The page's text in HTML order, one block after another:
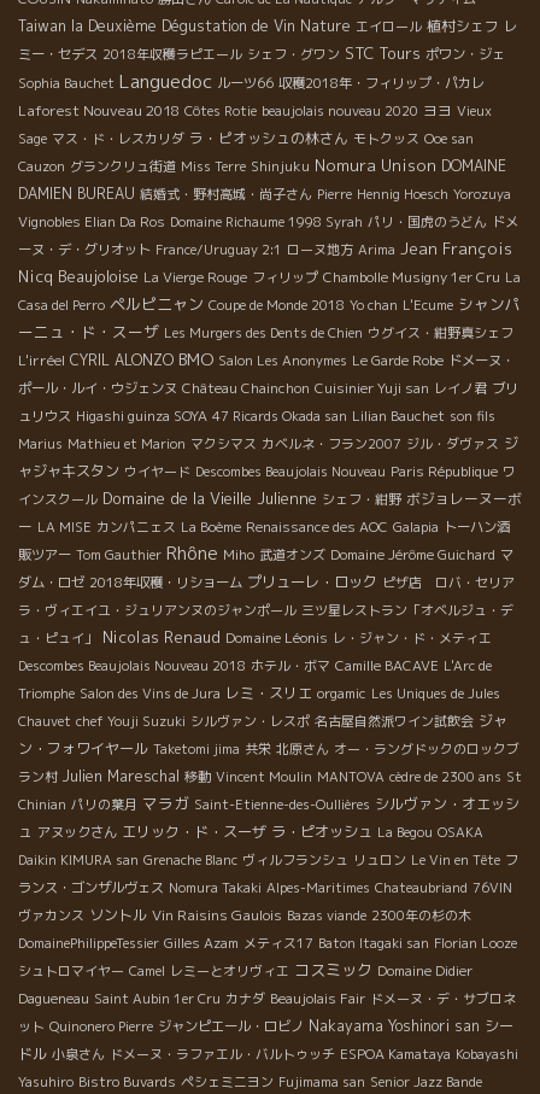
Taiwan la Deuxième Dégustation de Vin Nature エイロール 植村シェフ レ
ミー・セデス 2018年収穫ラピエール シェフ・グワン STC Tours ポワン・ジェ
Sophia Bauchet Languedoc ルーツ66 収穫2018年・フィリップ・パカレ
Laforest Nouveau 2018 Côtes Rotie beaujolais nouveau 2020 ヨヨ Vieux
Sage マス・ド・レスカリダ ラ・ピオッシュの林さん モトクッス Ooe san
Cauzon グランクリュ街道 Miss Terre Shinjuku Nomura Unison DOMAINE
DAMIEN BUREAU 結婚式・野村高城・尚子さん Pierre Hennig Hoesch Yorozuya
Vignobles Elian Da Ros Domaine Richaume 1998 Syrah パリ・国虎のうどん ドメ
ーヌ・デ・グリオット France/Uruguay 2:1 ローヌ地方 Arima Jean François
Nicq Beaujoloise La Vierge Rouge フィリップ Chambolle Musigny 1er Cru La
Casa del Perro ペルピニャン Coupe de Monde 2018 Yo chan L'Ecume シャンパ
ーニュ・ド・スーザ Les Murgers des Dents de Chien ウグイス・紺野真シェフ
L'irréel CYRIL ALONZO BMO Salon Les Anonymes Le Garde Robe ドメーヌ・
ポール・ルイ・ウジェンヌ Château Chainchon Cuisinier Yuji san レイノ君 ブリ
ュリウス Higashi guinza SOYA 47 Ricards Okada san Lilian Bauchet son fils
Marius Mathieu et Marion マクシマス カベルネ・フラン2007 ジル・ダヴァス ジ
ャジャキスタン ウイヤード Descombes Beaujolais Nouveau Paris République ワ
インスクール Domaine de la Vieille Julienne シェフ・紺野 ボジョレーヌーボ
ー LA MISE カンパニェス La Boème Renaissance des AOC Galapia トーハン酒
販ツアー Tom Gauthier Rhône Miho 武道オンズ Domaine Jérôme Guichard マ
ダム・ロゼ 2018年収穫・リショーム プリューレ・ロック ピザ店 ロバ・セリア
ラ・ヴィエイユ・ジュリアンヌのジャンポール 三ツ星レストラン「オベルジュ・デ
ュ・ピュイ」
Nicolas Renaud Domaine Léonis レ・ジャン・ド・メティエ
Descombes Beaujolais Nouveau 2018 ホテル・ボマ Camille BACAVE L'Arc de
Triomphe Salon des Vins de Jura レミ・スリエ orgamic Les Uniques de Jules
Chauvet chef Youji Suzuki シルヴァン・レスポ 名古屋自然派ワイン試飲会 ジャ
ン・フォワイヤール Taketomi jima 共栄 北原さん オー・ラングドックのロックブ
ラン村 Julien Mareschal 移動 Vincent Moulin MANTOVA cèdre de 2300 ans St
Chinian パリの葉月 マラガ Saint-Etienne-des-Oullières シルヴァン・オエッシ
ュ アヌックさん エリック・ド・スーザ ラ・ピオッシュ La Begou OSAKA
Daikin KIMURA san Grenache Blanc ヴィルフランシュ リュロン Le Vin en Tête フ
ランス・ゴンザルヴェス Nomura Takaki Alpes-Maritimes Chateaubriand 76VIN
ヴァカンス ソントル Vin Raisins Gaulois Bazas viande 2300年の杉の木
DomainePhilippeTessier Gilles Azam メティス17 Baton Itagaki san Florian Looze
シュトロマイヤー Camel レミーとオリヴィエ コスミック Domaine Didier
Dagueneau Saint Aubin 1er Cru カナダ Beaujolais Fair ドメーヌ・デ・サブロネ
ット Quinonero Pierre ジャンピエール・ロビノ Nakayama Yoshinori san シー
ドル 小泉さん ドメーヌ・ラファエル・バルトゥッチ ESPOA Kamataya Kobayashi
Yasuhiro Bistro Buvards ペシェミニヨン Fujimama san Senior Jazz Bande